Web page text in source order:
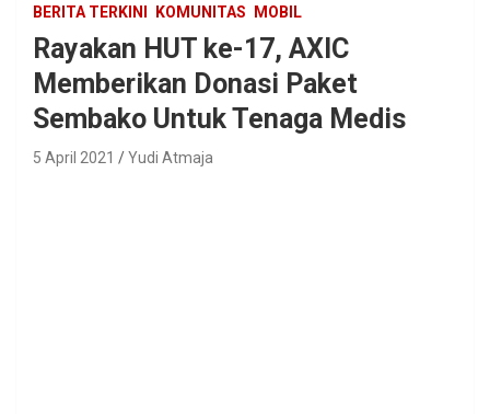
BERITA TERKINI KOMUNITAS MOBIL
Rayakan HUT ke-17, AXIC
Memberikan Donasi Paket
Sembako Untuk Tenaga Medis
5 April 2021 Yudi Atmaja